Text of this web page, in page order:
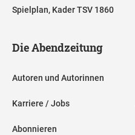
Spielplan, Kader TSV 1860
Die Abendzeitung
Autoren und Autorinnen
Karriere / Jobs
Abonnieren